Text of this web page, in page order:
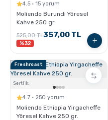
4.5 · 15 yorum
Moliendo Burundi Yöresel
Kahve 250 gr.
525,00 TL357,00 TL
%32
Freshroast
Sertlik:
4.7 · 250 yorum
Moliendo Ethiopia Yirgacheffe
Yöresel Kahve 250 gr.